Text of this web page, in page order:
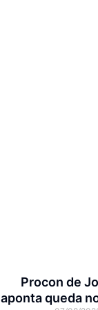
Procon de
aponta queda